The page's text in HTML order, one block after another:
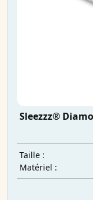
Sleezzz®
Taille :
Matériel :